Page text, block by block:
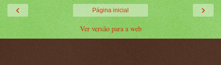
‹ ›
Página inicial
Ver versão para a web